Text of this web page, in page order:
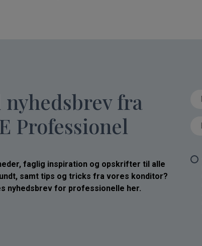
fra
Professionel
faglig inspiration og opskrifter til alle
samt tips og tricks fra vores konditor?
nyhedsbrev for professionelle her.